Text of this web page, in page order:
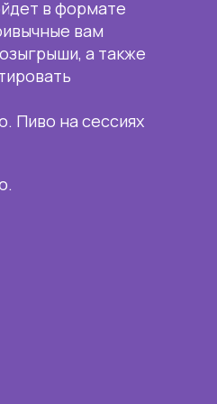
в формате
вам
а также
Пиво на сессиях